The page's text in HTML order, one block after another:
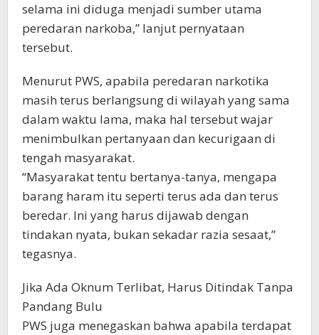
selama ini diduga menjadi sumber utama
peredaran narkoba,” lanjut pernyataan
tersebut.
Menurut PWS, apabila peredaran narkotika
masih terus berlangsung di wilayah yang sama
dalam waktu lama, maka hal tersebut wajar
menimbulkan pertanyaan dan kecurigaan di
tengah masyarakat.
“Masyarakat tentu bertanya-tanya, mengapa
barang haram itu seperti terus ada dan terus
beredar. Ini yang harus dijawab dengan
tindakan nyata, bukan sekadar razia sesaat,”
tegasnya.
Jika Ada Oknum Terlibat, Harus Ditindak Tanpa
Pandang Bulu
PWS juga menegaskan bahwa apabila terdapat